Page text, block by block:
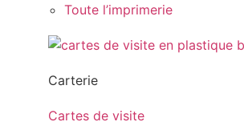
Toute l’imprimerie
Carterie
Cartes de visite